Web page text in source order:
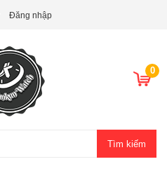
Đăng nhập
0
Tìm kiếm